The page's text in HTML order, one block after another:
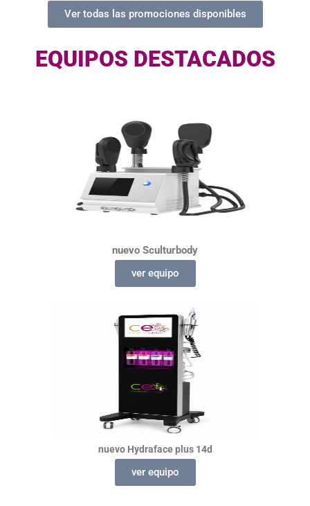
Ver todas las promociones disponibles
EQUIPOS DESTACADOS
nuevo Sculturbody
ver equipo
nuevo Hydrafaceplus 14d
ver equipo